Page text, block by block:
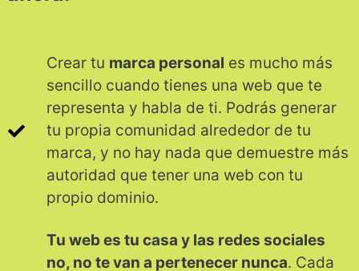
Crear tu marca personal es mucho más
sencillo cuando tienes una web que te
representa y habla de ti. Podrás generar
tu propia comunidad alrededor de tu
marca, y no hay nada que demuestre más
autoridad que tener una web con tu
propio dominio.
Tu web es tu casa y las redes sociales
no, no te van a pertenecer nunca. Cada